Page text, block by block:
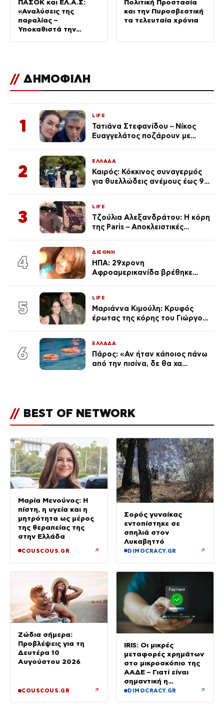
ΠΑΣΟΚ και ΕΛ.Α.Σ:
«Αναλύσεις της
παραλίας –
Υποκαθιστά την
Πολιτική Προστασία
και την Πυροσβεστική
τα τελευταία χρόνια
// ΔΗΜΟΦΙΛΗ
1
LIFE
Τατιάνα Στεφανίδου – Νίκος
Ευαγγελάτος ποζάρουν με
2
ΕΛΛΑΔΑ
Καιρός: Κόκκινος συναγερμός
για θυελλώδεις ανέμους έως 9
3
LIFE
Τζούλια Αλεξανδράτου: Η κόρη
της Paris – Αποκλειστικές
4
ΔΙΕΘΝΗ
ΗΠΑ: 29χρονη
Αφροαμερικανίδα βρέθηκε
5
LIFE
Μαριάννα Κιμούλη: Κρυφός
έρωτας της κόρης του Γιώργου,
6
ΕΛΛΑΔΑ
Πάρος: «Αν ήταν κάποιος πάνω
από την πισίνα, δε θα χα
beach bar
// BEST OF NETWORK
Μαρία Μενούνος: Η
πίστη, η υγεία και η
μητρότητα ως μέρος
της θεραπείας της
στην Ελλάδα
COUSCOUS.GR ↗
Σορός γυναίκας
εντοπίστηκε σε
σπηλιά στον
Λυκαβηττό
DIMOCRACY.GR ↗
Ζώδια σήμερα:
Προβλέψεις για τη
Δευτέρα 10
Αυγούστου 2026
COUSCOUS.GR ↗
IRIS: Οι μικρές
μεταφορές χρημάτων
στο μικροσκόπιο της
ΑΑΔΕ – Γιατί είναι
σημαντική η
αιτιολογία
DIMOCRACY.GR ↗